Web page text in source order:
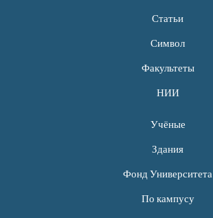
Статьи
Символ
Факультеты
НИИ
Учёные
Здания
Фонд Университета
По кампусу